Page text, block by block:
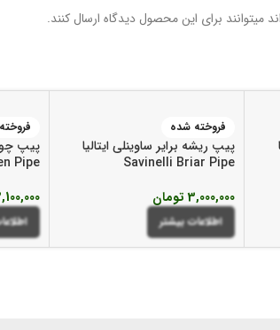
برای این محصول دیدگاه ارسال کنند.
فروخته شده
پیپ ریشه برایر ساوینلی ایتالیا
Savinelli Briar Pipe
3,000,000 تومان
اطلاعات بیشتر
Pipe